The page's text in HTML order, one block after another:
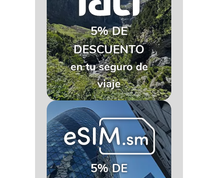
5% DE
DESCUENTO
en tu seguro de
viaje
5% DE